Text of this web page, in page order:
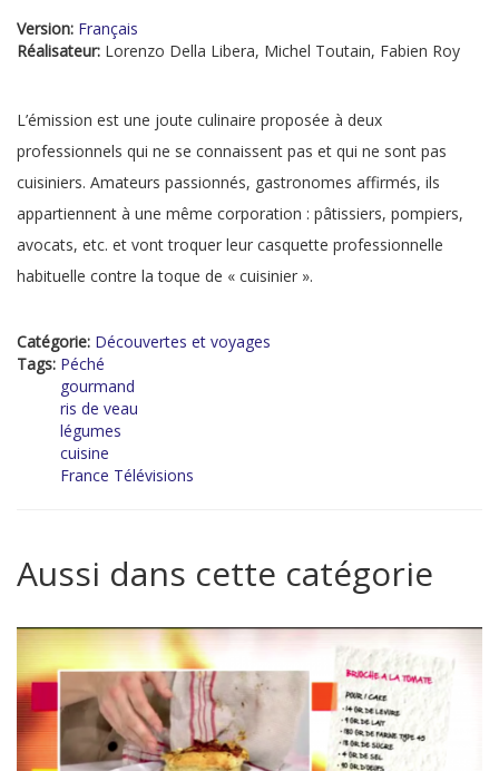
Version: Français
Réalisateur: Lorenzo Della Libera, Michel Toutain, Fabien Roy
L’émission est une joute culinaire proposée à deux
professionnels qui ne se connaissent pas et qui ne sont pas
cuisiniers. Amateurs passionnés, gastronomes affirmés, ils
appartiennent à une même corporation : pâtissiers, pompiers,
avocats, etc. et vont troquer leur casquette professionnelle
habituelle contre la toque de « cuisinier ».
Catégorie: Découvertes et voyages
Tags: Péché
gourmand
ris de veau
légumes
cuisine
France Télévisions
Aussi dans cette catégorie